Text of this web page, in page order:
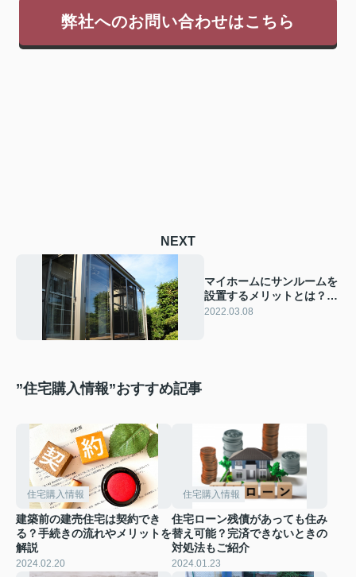
弊社へのお問い合わせはこちら
NEXT
マイホームにサンルームを
設置するメリットとは？費
用や注意点も解説！
2022.03.08
”住宅購入情報”おすすめ記事
住宅購入情報
建築前の建売住宅は契約でき
る？手続きの流れやメリットを
解説
2024.02.20
住宅購入情報
住宅ローン残債があっても住み
替え可能？完済できないときの
対処法もご紹介
2024.01.23